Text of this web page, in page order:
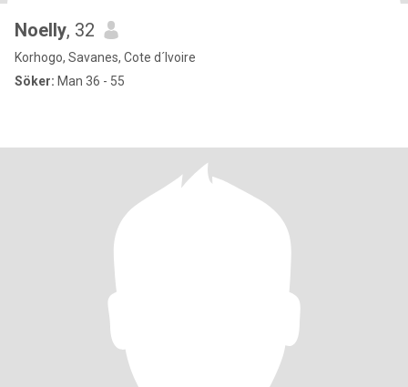
Noelly, 32
Korhogo, Savanes, Cote d´Ivoire
Söker: Man 36 - 55